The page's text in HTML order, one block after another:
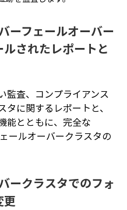
ーフェールオーバー
されたレポートと
監査、コンプライアンス
に関するレポートと、
能とともに、完全な
ールオーバークラスタの
ークラスタでのフォ
更